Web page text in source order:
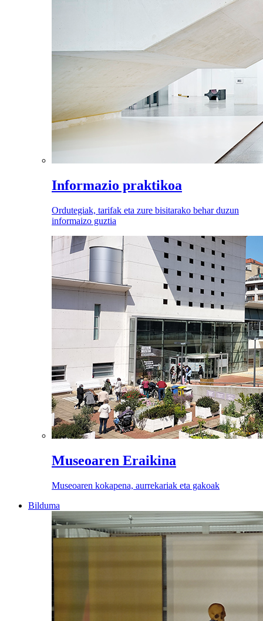
Informazio praktikoa
Ordutegiak, tarifak eta zure bisitarako behar duzun
informaizo guztia
Museoaren Eraikina
Museoaren kokapena, aurrekariak eta gakoak
Bilduma